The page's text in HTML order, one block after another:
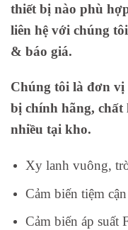
thiết bị nào phù
liên hệ với chúng
& báo giá.
Chúng tôi là đơn
bị chính hãng, chất
nhiều tại kho.
Xy lanh vuông,
Cảm biến tiệm
Cảm biến áp suất